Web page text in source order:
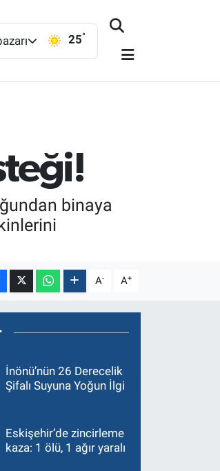
25°
binaya
A- A+
İnönü’nün 26 Derecelik
Şifalı Suyuna Yoğun İlgi
Eskişehir’de zincirleme
kaza: 1 ölü, 1 ağır yaralı